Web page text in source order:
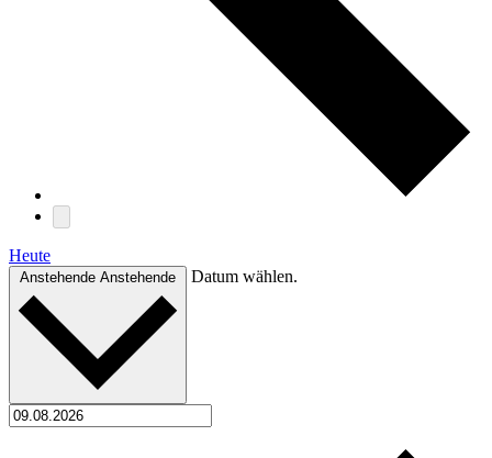
Heute
Anstehende Anstehende Datum wählen.